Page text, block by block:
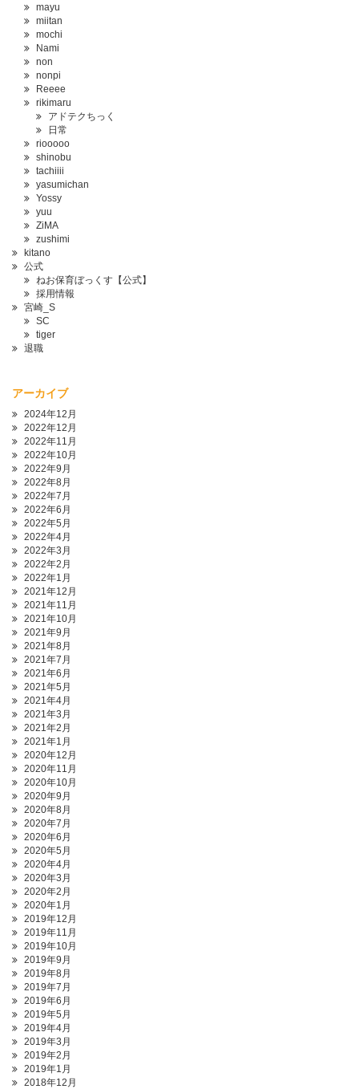
mayu
miitan
mochi
Nami
non
nonpi
Reeee
rikimaru
アドテクちっく
日常
riooooo
shinobu
tachiiii
yasumichan
Yossy
yuu
ZiMA
zushimi
kitano
公式
ねお保育ぼっくす【公式】
採用情報
宮崎_S
SC
tiger
退職
アーカイブ
2024年12月
2022年12月
2022年11月
2022年10月
2022年9月
2022年8月
2022年7月
2022年6月
2022年5月
2022年4月
2022年3月
2022年2月
2022年1月
2021年12月
2021年11月
2021年10月
2021年9月
2021年8月
2021年7月
2021年6月
2021年5月
2021年4月
2021年3月
2021年2月
2021年1月
2020年12月
2020年11月
2020年10月
2020年9月
2020年8月
2020年7月
2020年6月
2020年5月
2020年4月
2020年3月
2020年2月
2020年1月
2019年12月
2019年11月
2019年10月
2019年9月
2019年8月
2019年7月
2019年6月
2019年5月
2019年4月
2019年3月
2019年2月
2019年1月
2018年12月